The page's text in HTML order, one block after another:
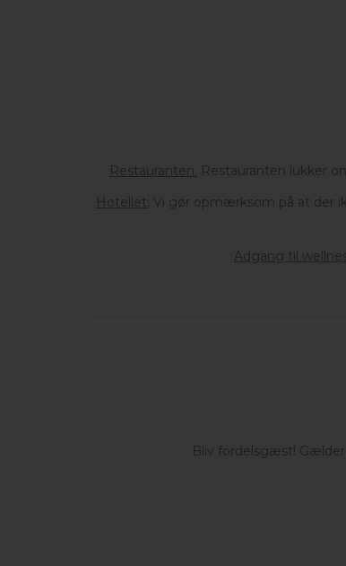
Restauranten: Restauranten lukker
Hotellet: Vi gør opmærksom på at der
Adgang til
Bliv fordelsgæst!